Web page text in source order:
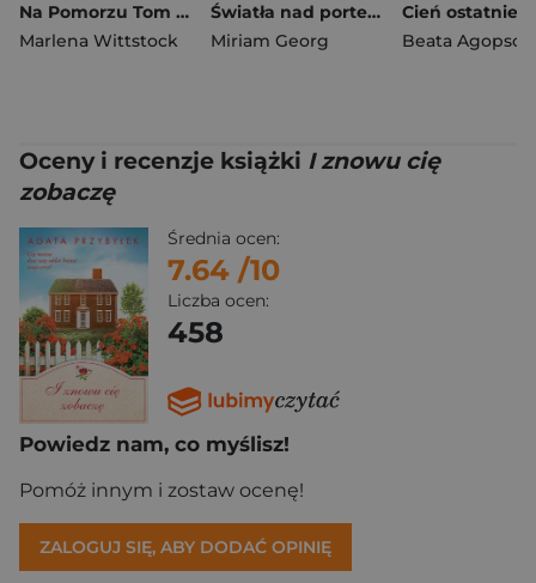
Na Pomorzu Tom 2 Zanim ucichnie rzeki śpiew
Marlena Wittstock
Światła nad portem. Saga portowa Tom. 1
Miriam Georg
Beata
Oceny i recenzje książki I znowu cię
zobaczę
Średnia ocen:
7.64 /10
Liczba ocen:
458
Powiedz nam, co myślisz!
Pomóż innym i zostaw ocenę!
ZALOGUJ SIĘ, ABY DODAĆ OPINIĘ